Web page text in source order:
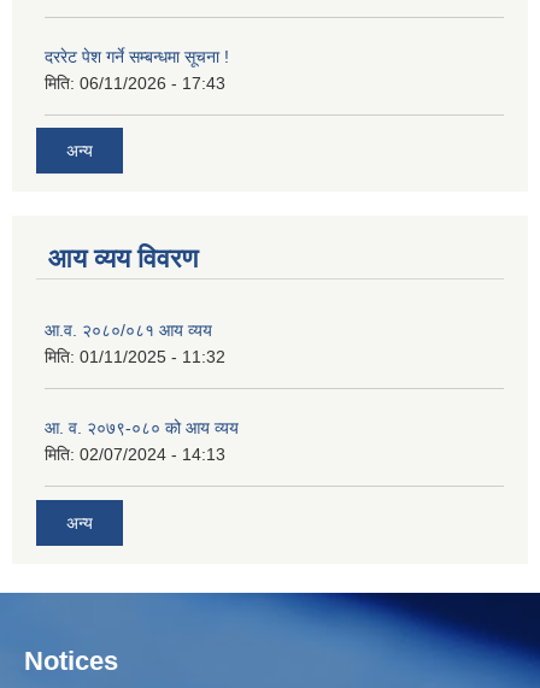
दररेट पेश गर्ने सम्बन्धमा सूचना !
मिति: 06/11/2026 - 17:43
अन्य
आय व्यय विवरण
आ.व. २०८०/०८१ आय व्यय
मिति: 01/11/2025 - 11:32
आ. व. २०७९-०८० को आय व्यय
मिति: 02/07/2024 - 14:13
अन्य
Notices